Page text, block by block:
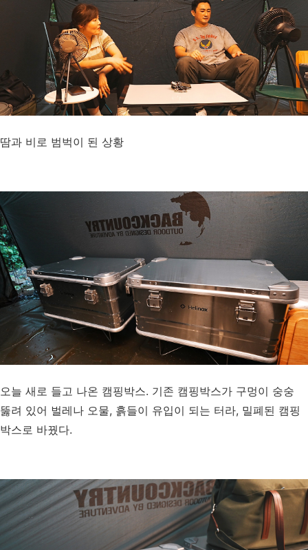
땀과 비로 범벅이 된 상황
오늘 새로 들고 나온 캠핑박스. 기존 캠핑박스가 구멍이 숭숭
뚫려 있어 벌레나 오물, 흙들이 유입이 되는 터라, 밀폐된 캠핑
박스로 바꿨다.